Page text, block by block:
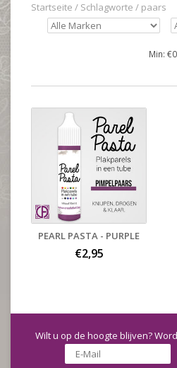
Startseite / Schlagworte / paars
Min: €0
PEARL PASTA - PURPLE
€2,95
Wilt u op de hoogte blijven?